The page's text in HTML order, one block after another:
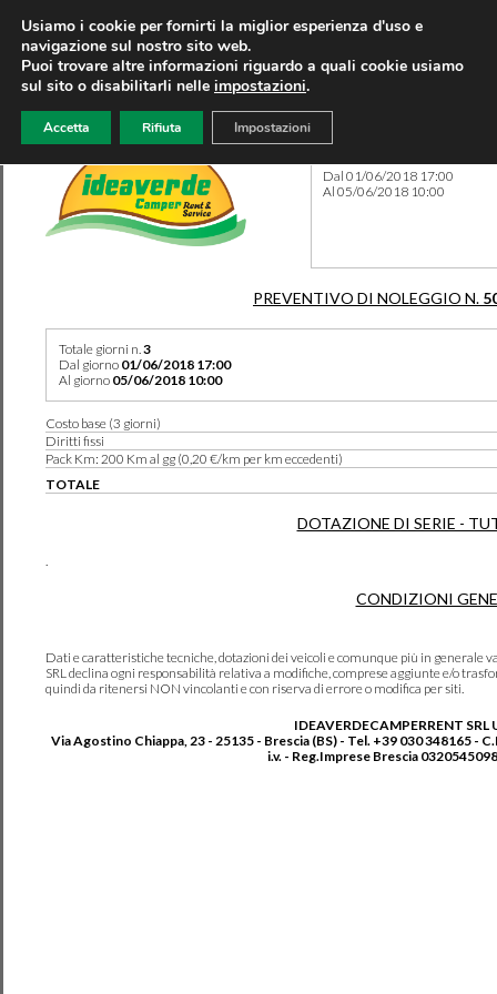
Dal 01/06/2018 17:00
Al 05/06/2018 10:00
PREVENTIVO DI NOLEGGIO N.
Totale giorni n.3
Dal giorno 01/06/2018 17:00
Al giorno 05/06/2018 10:00
Costo base (3 giorni)
Diritti fissi
Pack Km: 200 Km al gg (0,20 €/km per km eccedenti)
TOTALE
DOTAZIONE DI SERIE -
.
CONDIZIONI
Dati e caratteristiche tecniche, dotazioni dei veicoli e comunque più in generale
SRL declina ogni responsabilità relativa a modifiche, comprese aggiunte e/o
quindi da ritenersi NON vincolanti e con riserva di errore o modifica per siti.
IDEAVERDECAMPERRENT SRL
Via Agostino Chiappa, 23 - 25135 - Brescia (BS) - Tel. +39 030 348165 -
i.v. - Reg.Imprese Brescia
Usiamo i cookie per fornirti la miglior esperienza d'uso e
navigazione sul nostro sito web.
Puoi trovare altre informazioni riguardo a quali cookie usiamo
sul sito o disabilitarli nelle impostazioni.
Accetta Rifiuta Impostazioni